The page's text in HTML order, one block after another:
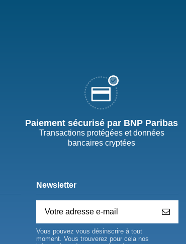
Paiement sécurisé par BNP Paribas
Transactions protégées et données
bancaires cryptées
Newsletter
Vous pouvez vous désinscrire à tout
moment. Vous trouverez pour cela nos